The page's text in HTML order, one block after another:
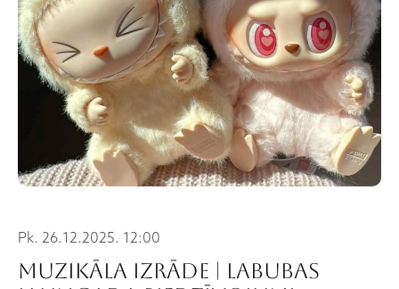
Pk. 26.12.2025. 12:00
Muzikāla izrāde | LABUBAS